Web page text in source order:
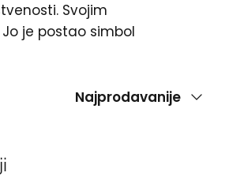
Svojim
je postao simbol
Poredaj
Najprodavanije